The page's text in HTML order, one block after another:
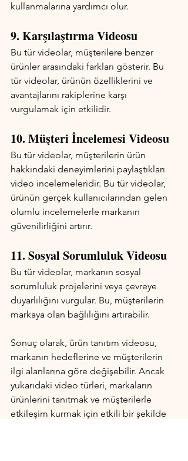
kullanmalarına yardımcı olur.
9. Karşılaştırma Videosu
Bu tür videolar, müşterilere benzer
ürünler arasındaki farkları gösterir. Bu
tür videolar, ürünün özelliklerini ve
avantajlarını rakiplerine karşı
vurgulamak için etkilidir.
10. Müşteri İncelemesi Videosu
Bu tür videolar, müşterilerin ürün
hakkındaki deneyimlerini paylaştıkları
video incelemeleridir. Bu tür videolar,
ürünün gerçek kullanıcılarından gelen
olumlu incelemelerle markanın
güvenilirliğini artırır.
11. Sosyal Sorumluluk Videosu
Bu tür videolar, markanın sosyal
sorumluluk projelerini veya çevreye
duyarlılığını vurgular. Bu, müşterilerin
markaya olan bağlılığını artırabilir.
Sonuç olarak, ürün tanıtım videosu,
markanın hedeflerine ve müşterilerin
ilgi alanlarına göre değişebilir. Ancak
yukarıdaki video türleri, markaların
ürünlerini tanıtmak ve müşterilerle
etkileşim kurmak için etkili bir şekilde